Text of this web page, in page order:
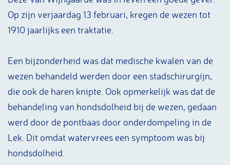
Op zijn verjaardag 13 februari, kregen de wezen tot
1910 jaarlijks een traktatie.
Een bijzonderheid was dat medische kwalen van de
wezen behandeld werden door een stadschirurgijn,
die ook de haren knipte. Ook opmerkelijk was dat de
behandeling van hondsdolheid bij de wezen, gedaan
werd door de pontbaas door onderdompeling in de
Lek. Dit omdat watervrees een symptoom was bij
hondsdolheid.